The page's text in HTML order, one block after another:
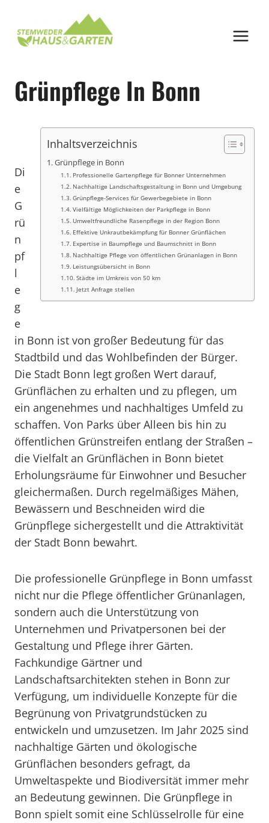
springen
Grünpflege In Bonn
Inhaltsverzeichnis
Grünpflege in Bonn
Professionelle Gartenpflege für Bonner Unternehmen
Nachhaltige Landschaftsgestaltung in Bonn und Umgebung
Grünpflege-Services für Gewerbegebiete in Bonn
Vielfältige Möglichkeiten der Parkpflege in Bonn
Umweltfreundliche Rasenpflege in der Region Bonn
Effektive Unkrautbekämpfung für Bonner Grünflächen
Expertise in Baumpflege und Baumschnitt in Bonn
Nachhaltige Pflege von öffentlichen Grünanlagen in Bonn
Leistungsübersicht in Bonn
Städte im Umkreis von 50 km
Jetzt Anfrage stellen
Di
e
G
rü
n
pf
l
e
g
e
in Bonn ist von großer Bedeutung für das
Stadtbild und das Wohlbefinden der Bürger.
Die Stadt Bonn legt großen Wert darauf,
Grünflächen zu erhalten und zu pflegen, um
ein angenehmes und nachhaltiges Umfeld zu
schaffen. Von Parks über Alleen bis hin zu
öffentlichen Grünstreifen entlang der Straßen –
die Vielfalt an Grünflächen in Bonn bietet
Erholungsräume für Einwohner und Besucher
gleichermaßen. Durch regelmäßiges Mähen,
Bewässern und Beschneiden wird die
Grünpflege sichergestellt und die Attraktivität
der Stadt Bonn bewahrt.
Die professionelle Grünpflege in Bonn umfasst
nicht nur die Pflege öffentlicher Grünanlagen,
sondern auch die Unterstützung von
Unternehmen und Privatpersonen bei der
Gestaltung und Pflege ihrer Gärten.
Fachkundige Gärtner und
Landschaftsarchitekten stehen in Bonn zur
Verfügung, um individuelle Konzepte für die
Begrünung von Privatgrundstücken zu
entwickeln und umzusetzen. Im Jahr 2025 sind
nachhaltige Gärten und ökologische
Grünflächen besonders gefragt, da
Umweltaspekte und Biodiversität immer mehr
an Bedeutung gewinnen. Die Grünpflege in
Bonn spielt somit eine Schlüsselrolle für eine